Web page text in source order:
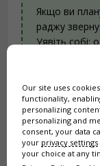
Якщо ви
раджу
Уявіть собі:
100
Цистерні
входом без
власному
відвідати
того ж,
Босфору, а
Our site uses
functionality,
personalizing
personalizing and
consent, your data
your privacy settings
your choice at any